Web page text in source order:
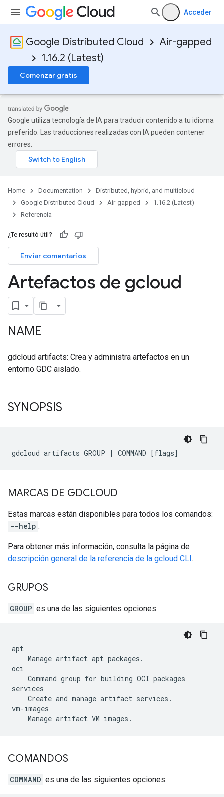
Acceder
Google Distributed Cloud
Air-gapped
1.16.2 (Latest)
Comenzar gratis
Google utiliza tecnología de IA para traducir contenido a tu idioma
preferido. Las traducciones realizadas con IA pueden contener
errores.
Home Documentation
Distributed, hybrid, and multicloud
Google Distributed Cloud
Air-gapped
1.16.2 (Latest)
Referencia
¿Te resultó útil?
Enviar comentarios
Artefactos de gcloud
NAME
gdcloud artifacts: Crea y administra artefactos en un
entorno GDC aislado.
SYNOPSIS
MARCAS DE GDCLOUD
Estas marcas están disponibles para todos los comandos:
--help .
Para obtener más información, consulta la página de
descripción general de la referencia de la gcloud CLI.
GRUPOS
GROUP es una de las siguientes opciones:
apt
    Manage artifact apt packages.
oci
    Command group for building OCI packages
services
    Create and manage artifact services.
vm-images
COMANDOS
COMMAND es una de las siguientes opciones: